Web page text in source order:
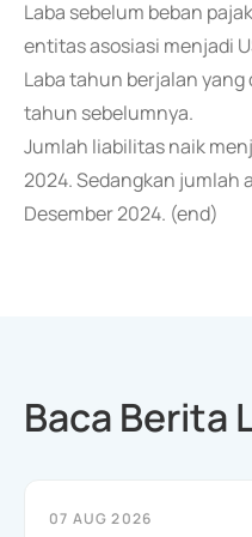
Laba sebelum beban
entitas asosiasi menjadi
Laba tahun berjalan
tahun sebelumnya.
Jumlah liabilitas naik
2024. Sedangkan jumlah
Desember 2024. (end)
Baca Berita
07 AUG 2026